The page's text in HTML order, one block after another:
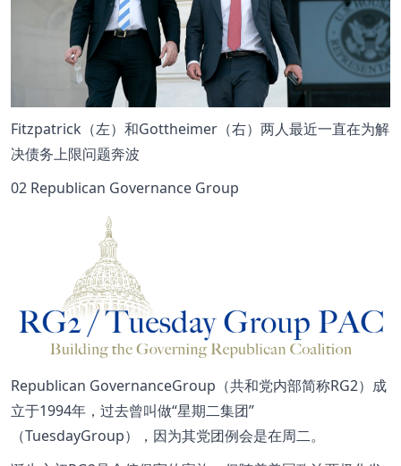
Fitzpatrick（左）和Gottheimer（右）两人最近一直在为解
决债务上限问题奔波
02 Republican Governance Group
Republican GovernanceGroup（共和党内部简称RG2）成
立于1994年，过去曾叫做“星期二集团”
（TuesdayGroup），因为其党团例会是在周二。